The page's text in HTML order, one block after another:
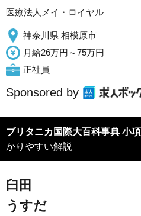
医療法人メイ・ロイヤル
神奈川県 相模原市
月給26万円～75万円
正社員
Sponsored by
ブリタニカ国際大百科事典 小
かりやすい解説
臼田
うすだ